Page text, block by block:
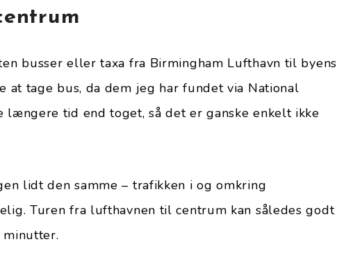
busser eller taxa fra Birmingham Lufthavn til byens
at tage bus, da dem jeg har fundet via National
længere tid end toget, så det er ganske enkelt ikke
lidt den samme – trafikken i og omkring
Turen fra lufthavnen til centrum kan således godt